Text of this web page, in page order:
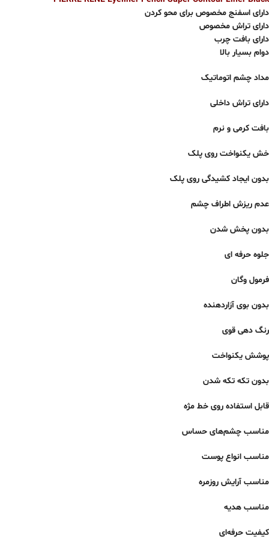
دارای اسفنج مخصوص برای محو کردن
دارای تراش مخصوص
دارای بافت چرب
دوام بسیار بالا
مداد چشم اتوماتیک
دارای تراش داخلی
بافت کرمی و نرم
خش یکنواخت روی پلک
بدون ایجاد کشیدگی روی پلک
عدم ریزش اطراف چشم
بدون پخش شدن
جلوه حرفه ای
فرمول وگان
بدون بوی آزاردهنده
رنگ دهی قوی
پوشش یکنواخت
بدون تکه تکه شدن
قابل استفاده روی خط مژه
مناسب چشم‌های حساس
مناسب انواع پوست
مناسب آرایش روزمره
مناسب هدیه
کیفیت حرفه‌ای